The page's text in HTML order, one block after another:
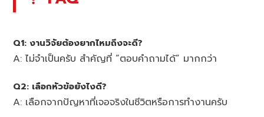
Q1: งานวิจัยต้องยากไหมถึงจะดี?
A: ไม่จำเป็นครับ สำคัญที่ “ตอบคำถามได้” มากกว่า
Q2: เลือกหัวข้อยังไงดี?
A: เลือกจากปัญหาที่เจอจริงในชีวิตหรือการทำงานครับ